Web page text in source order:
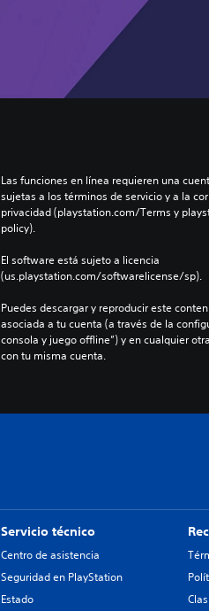
Las funciones en línea requieren una
sujetas a los términos de servicio y a la
privacidad (playstation.com/Terms y
policy).
El software está sujeto a licencia
(us.playstation.com/softwarelicense/sp).
Puedes descargar y reproducir este
asociada a tu cuenta (a través de la
consola y juego offline”) y en cualquier
con tu misma cuenta.
Servicio técnico
Centro de asistencia
Seguridad en PlayStation
Estado